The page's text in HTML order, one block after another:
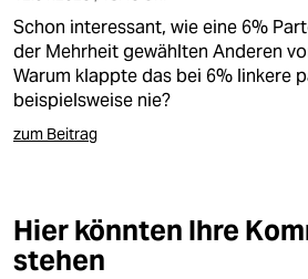
Schon interessant, wie eine 6%
der Mehrheit gewählten Anderen
Warum klappte das bei 6% linkere
beispielsweise nie?
zum Beitrag
Hier könnten Ihre
stehen